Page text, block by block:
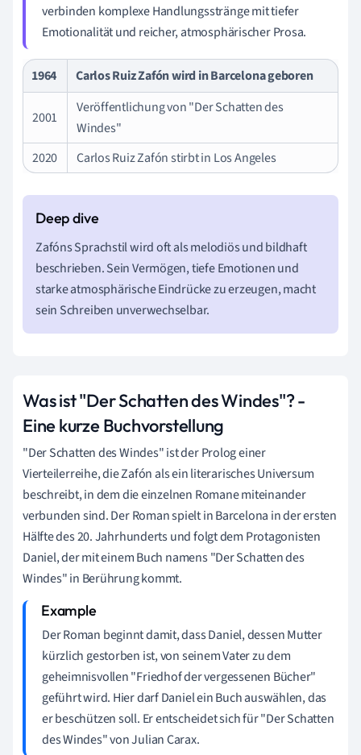
verbinden komplexe Handlungsstränge mit tiefer
Emotionalität und reicher, atmosphärischer Prosa.
1964 Carlos Ruiz Zafón wird in Barcelona geboren
2001
Veröffentlichung von "Der Schatten des
Windes"
2020
Carlos Ruiz Zafón stirbt in Los Angeles
Zafóns Sprachstil wird oft als melodiös und bildhaft
beschrieben. Sein Vermögen, tiefe Emotionen und
starke atmosphärische Eindrücke zu erzeugen, macht
sein Schreiben unverwechselbar.
Was ist "Der Schatten des Windes"? -
Eine kurze Buchvorstellung
"Der Schatten des Windes" ist der Prolog einer
Vierteilerreihe, die Zafón als ein literarisches Universum
beschreibt, in dem die einzelnen Romane miteinander
verbunden sind. Der Roman spielt in Barcelona in der ersten
Hälfte des 20. Jahrhunderts und folgt dem Protagonisten
Daniel, der mit einem Buch namens "Der Schatten des
Windes" in Berührung kommt.
Der Roman beginnt damit, dass Daniel, dessen Mutter
kürzlich gestorben ist, von seinem Vater zu dem
geheimnisvollen "Friedhof der vergessenen Bücher"
geführt wird. Hier darf Daniel ein Buch auswählen, das
er beschützen soll. Er entscheidet sich für "Der Schatten
des Windes" von Julian Carax.